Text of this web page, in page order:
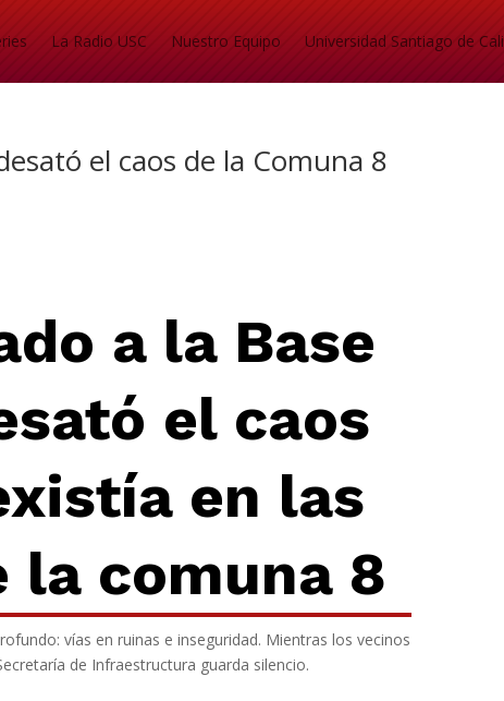
La Radio USC Nuestro Equipo Universidad Santiago de Cali
el caos de la Comuna 8
a la Base
el caos
en las
la comuna 8
vías en ruinas e inseguridad. Mientras los vecinos
de Infraestructura guarda silencio.